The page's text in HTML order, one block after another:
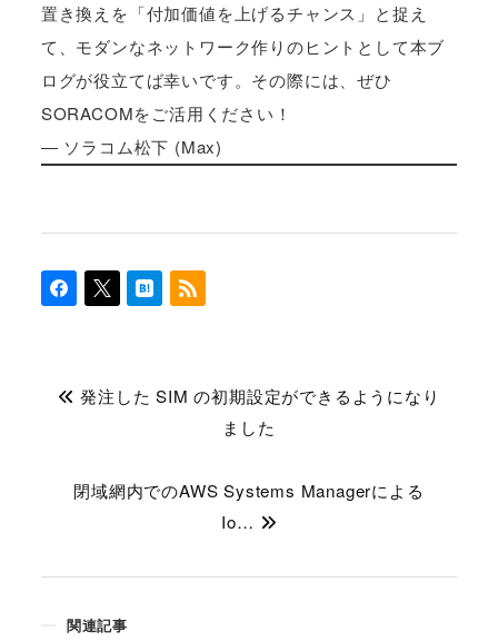
置き換えを「付加価値を上げるチャンス」と捉え
て、モダンなネットワーク作りのヒントとして本ブ
ログが役立てば幸いです。その際には、ぜひ
SORACOMをご活用ください！
― ソラコム松下 (Max)
関連記事
発注した SIM の初期設定ができるようになり
ました
閉域網内でのAWS Systems Managerによる
Io…